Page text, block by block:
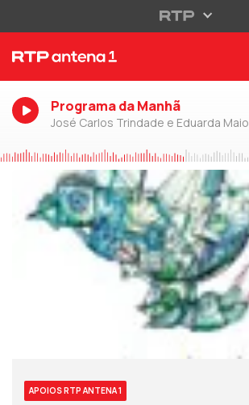
Programa da Manhã
José Carlos Trindade e Eduarda Maio
APOIOS RTP ANTENA 1